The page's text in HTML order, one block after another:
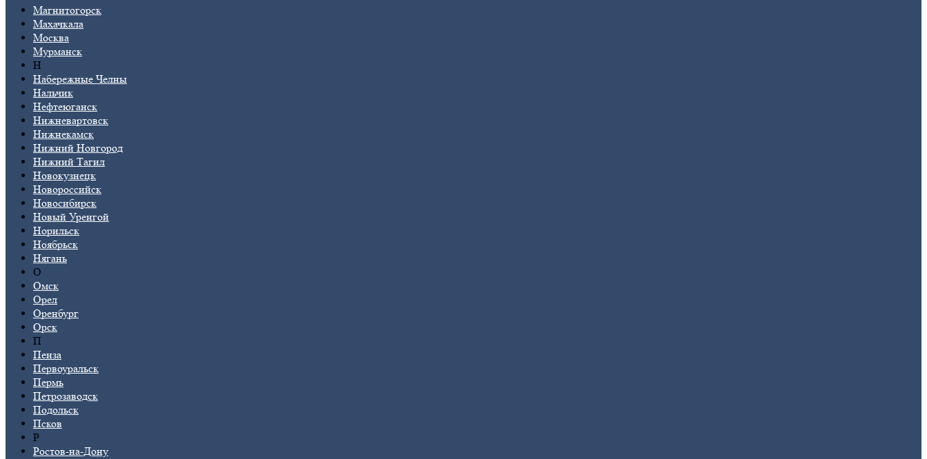
Магнитогорск
Махачкала
Москва
Мурманск
Н
Набережные Челны
Нальчик
Нефтеюганск
Нижневартовск
Нижнекамск
Нижний Новгород
Нижний Тагил
Новокузнецк
Новороссийск
Новосибирск
Новый Уренгой
Норильск
Ноябрьск
Нягань
О
Омск
Орел
Оренбург
Орск
П
Пенза
Первоуральск
Пермь
Петрозаводск
Подольск
Псков
Р
Ростов-на-Дону